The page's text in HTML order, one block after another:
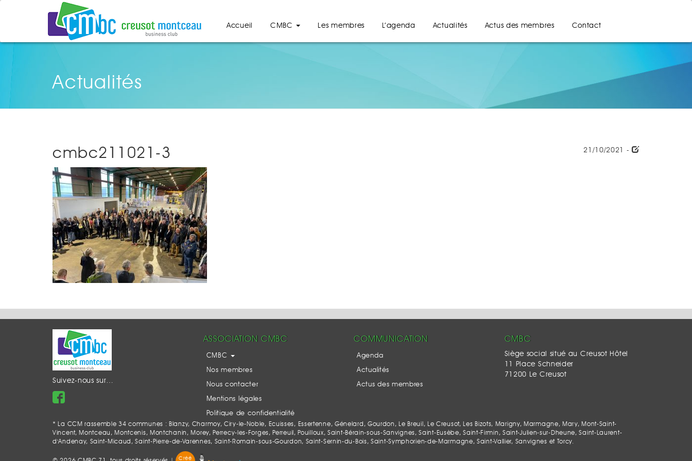
Accueil CMBC Les membres L’agenda Actualités Actus des membres Contact
Actualités
21/10/2021 -
cmbc211021-3
Suivez-nous sur…
ASSOCIATION CMBC
CMBC
Nos membres
Nous contacter
Mentions légales
Politique de confidentialité
COMMUNICATION
Agenda
Actualités
Actus des membres
CMBC
Siège social situé au Creusot Hôtel
11 Place Schneider
71200 Le Creusot
* La CCM rassemble 34 communes : Blanzy, Charmoy, Ciry-le-Noble, Ecuisses, Essertenne, Génelard, Gourdon, Le Breuil, Le Creusot, Les Bizots, Marigny, Marmagne, Mary, Mont-Saint-
Vincent, Montceau, Montcenis, Montchanin, Morey, Perrecy-les-Forges, Perreuil, Pouilloux, Saint-Bérain-sous-Sanvignes, Saint-Eusèbe, Saint-Firmin, Saint-Julien-sur-Dheune, Saint-Laurent-
d'Andenay, Saint-Micaud, Saint-Pierre-de-Varennes, Saint-Romain-sous-Gourdon, Saint-Sernin-du-Bois, Saint-Symphorien-de-Marmagne, Saint-Vallier, Sanvignes et Torcy.
Créé